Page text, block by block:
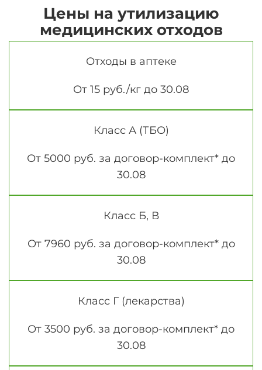
Цены на утилизацию
медицинских отходов
Отходы в аптеке
От 15 руб./кг до 30.08
Класс А (ТБО)
От 5000 руб. за договор-комплект* до
30.08
Класс Б, В
От 7960 руб. за договор-комплект* до
30.08
Класс Г (лекарства)
От 3500 руб. за договор-комплект* до
30.08